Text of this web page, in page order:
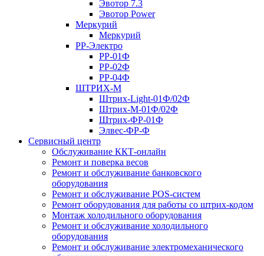
Эвотор 7.3
Эвотор Power
Меркурий
Меркурий
РР-Электро
РР-01Ф
РР-02Ф
РР-04Ф
ШТРИХ-М
Штрих-Light-01Ф/02Ф
Штрих-М-01Ф/02Ф
Штрих-ФР-01Ф
Элвес-ФР-Ф
Сервисный центр
Обслуживание ККТ-онлайн
Ремонт и поверка весов
Ремонт и обслуживание банковского
оборудования
Ремонт и обслуживание POS-систем
Ремонт оборудования для работы со штрих-кодом
Монтаж холодильного оборудования
Ремонт и обслуживание холодильного
оборудования
Ремонт и обслуживание электромеханического